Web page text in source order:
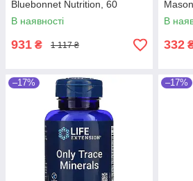
Bluebonnet Nutrition, 60
таблеток
В наявності
931 ₴ 1 117 ₴
В
332
–17% –17%